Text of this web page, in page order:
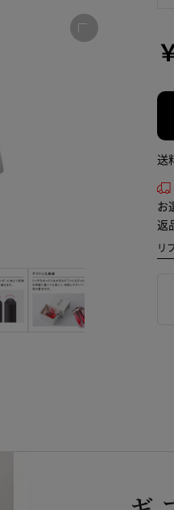
送
お
返
リ